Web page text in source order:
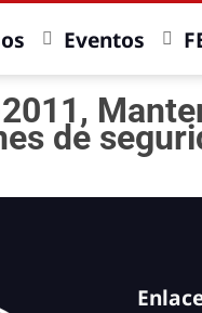
Eventos
de